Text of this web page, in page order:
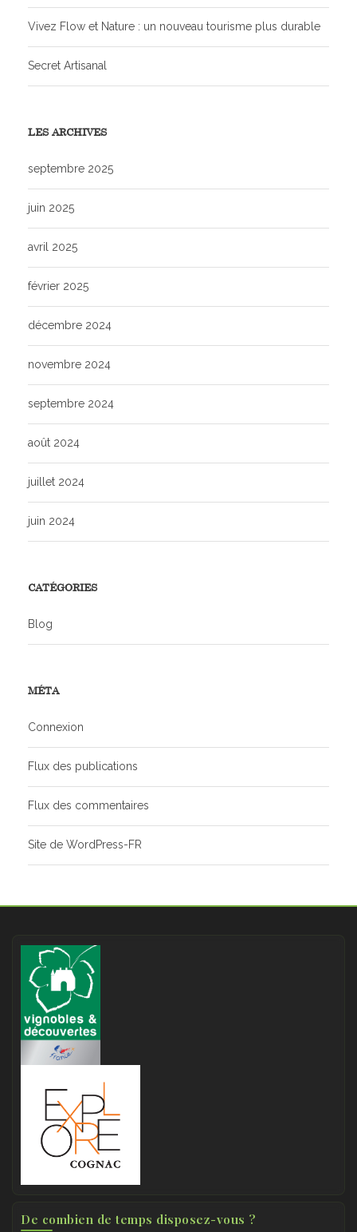
Vivez Flow et Nature : un nouveau tourisme plus durable
Secret Artisanal
LES ARCHIVES
septembre 2025
juin 2025
avril 2025
février 2025
décembre 2024
novembre 2024
septembre 2024
août 2024
juillet 2024
juin 2024
CATÉGORIES
Blog
MÉTA
Connexion
Flux des publications
Flux des commentaires
Site de WordPress-FR
De combien de temps disposez-vous ?